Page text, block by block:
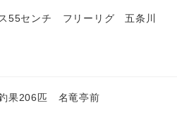
55センチ フリーリグ 五条川
果206匹 名竜亭前